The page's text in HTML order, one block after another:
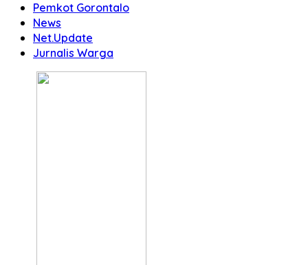
Pemkot Gorontalo
News
Net.Update
Jurnalis Warga